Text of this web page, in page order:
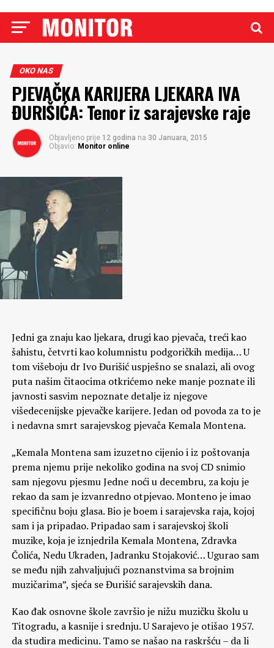
OKO NAS
PJEVAČKA KARIJERA LJEKARA IVA
ĐURIŠIĆA: Tenor iz sarajevske raje
Objavljeno prije 12 godina na 30 Januara, 2015
Objavio: Monitor online
Jedni ga znaju kao ljekara, drugi kao pjevača, treći kao
šahistu, četvrti kao kolumnistu podgoričkih medija… U
tom višeboju dr Ivo Đurišić uspješno se snalazi, ali ovog
puta našim čitaocima otkrićemo neke manje poznate ili
javnosti sasvim nepoznate detalje iz njegove
višedecenijske pjevačke karijere. Jedan od povoda za to je
i nedavna smrt sarajevskog pjevača Kemala Montena.
„Kemala Montena sam izuzetno cijenio i iz poštovanja
prema njemu prije nekoliko godina na svoj CD snimio
sam njegovu pjesmu Jedne noći u decembru, za koju je
rekao da sam je izvanredno otpjevao. Monteno je imao
specifičnu boju glasa. Bio je boem i sarajevska raja, kojoj
sam i ja pripadao. Pripadao sam i sarajevskoj školi
muzike, koja je iznjedrila Kemala Montena, Zdravka
Čolića, Nedu Ukraden, Jadranku Stojaković… Ugurao sam
se među njih zahvaljujući poznanstvima sa brojnim
muzičarima”, sjeća se Đurišić sarajevskih dana.
Kao đak osnovne škole završio je nižu muzičku školu u
Titogradu, a kasnije i srednju. U Sarajevo je otišao 1957.
da studira medicinu. Tamo se našao na raskršću – da li